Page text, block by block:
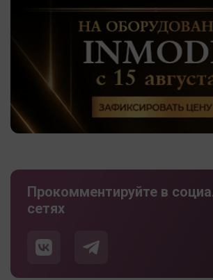
Прокомментируйте в
сетях